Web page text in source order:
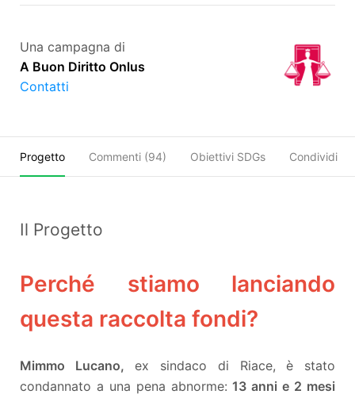
Una campagna di
A Buon Diritto Onlus
Contatti
Progetto Commenti (94) Obiettivi SDGs Condividi
Il Progetto
Perché stiamo lanciando
questa raccolta fondi?
Mimmo Lucano, ex sindaco di Riace, è stato
condannato a una pena abnorme:13 anni e 2 mesi